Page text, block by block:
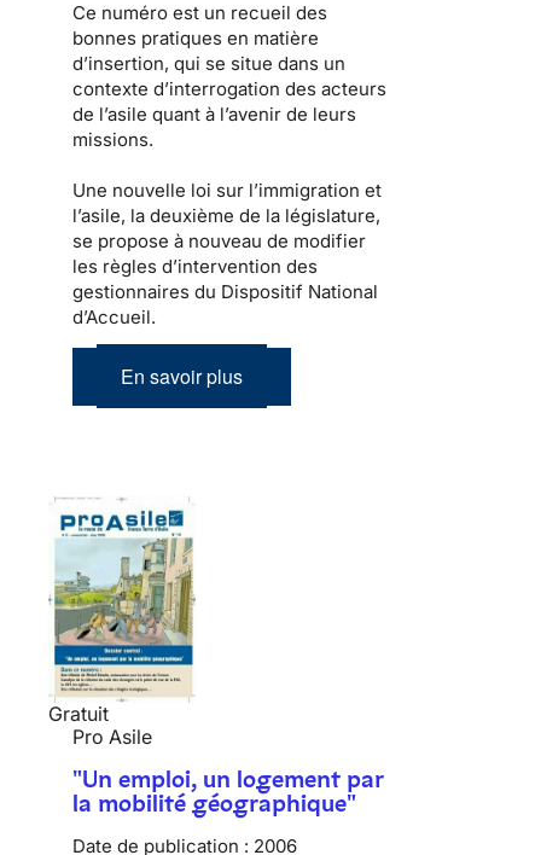
Ce numéro est un recueil des
bonnes pratiques en matière
d’insertion, qui se situe dans un
contexte d’interrogation des acteurs
de l’asile quant à l’avenir de leurs
missions.
Une nouvelle loi sur l’immigration et
l’asile, la deuxième de la législature,
se propose à nouveau de modifier
les règles d’intervention des
gestionnaires du Dispositif National
d’Accueil.
En savoir plus
Gratuit
Pro Asile
"Un emploi, un logement par
la mobilité géographique"
Date de publication : 2006